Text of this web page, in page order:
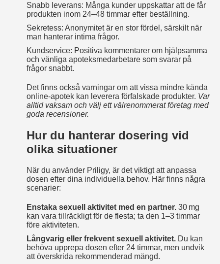
Snabb leverans: Många kunder uppskattar att de får
produkten inom 24–48 timmar efter beställning.
Sekretess: Anonymitet är en stor fördel, särskilt när
man hanterar intima frågor.
Kundservice: Positiva kommentarer om hjälpsamma
och vänliga apoteksmedarbetare som svarar på
frågor snabbt.
Det finns också varningar om att vissa mindre kända
online‑apotek kan leverera förfalskade produkter. Var
alltid vaksam och välj ett välrenommerat företag med
goda recensioner.
Hur du hanterar dosering vid
olika situationer
När du använder Priligy, är det viktigt att anpassa
dosen efter dina individuella behov. Här finns några
scenarier:
Enstaka sexuell aktivitet med en partner.30 mg
kan vara tillräckligt för de flesta; ta den 1–3 timmar
före aktiviteten.
Långvarig eller frekvent sexuell aktivitet.Du kan
behöva upprepa dosen efter 24 timmar, men undvik
att överskrida rekommenderad mängd.